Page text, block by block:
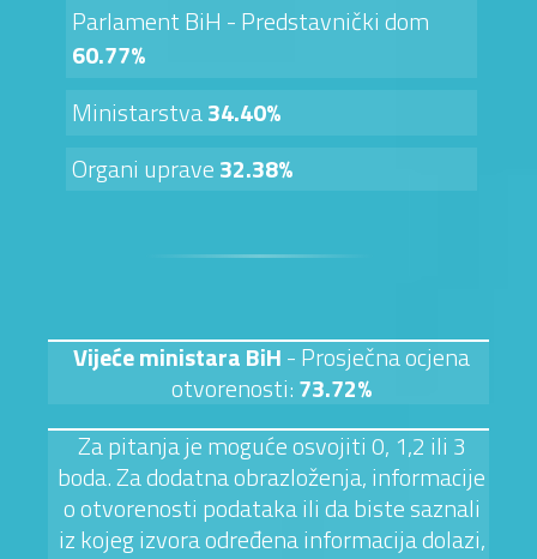
Parlament BiH - Predstavnički dom
60.77%
Ministarstva34.40%
Organi uprave32.38%
Vijeće ministara BiH- Prosječna ocjena
otvorenosti:73.72%
Za pitanja je moguće osvojiti 0, 1,2 ili 3
boda. Za dodatna obrazloženja, informacije
o otvorenosti podataka ili da biste saznali
iz kojeg izvora određena informacija dolazi,